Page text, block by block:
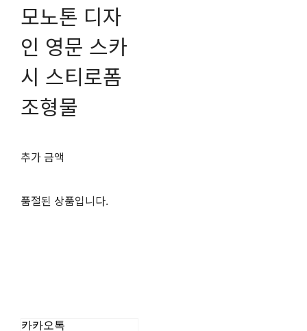
모노톤 디자
인 영문 스카
시 스티로폼
조형물
추가 금액
품절된 상품입니다.
카카오톡